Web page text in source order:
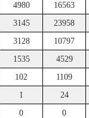
4980
16563
3145
23958
3128
10797
1535
4529
102
1109
1
24
0
0